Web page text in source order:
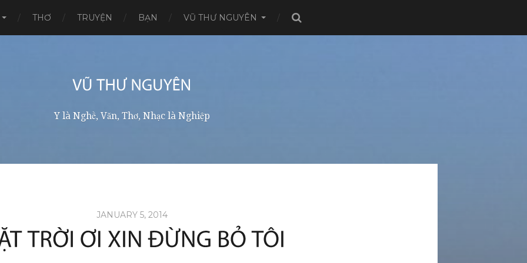
THƠ TRUYỆN BẠN VŨ THƯ NGUYÊN
Y là Nghề, Văn, Thơ, Nhạc là Nghiệp
JANUARY 5, 2014